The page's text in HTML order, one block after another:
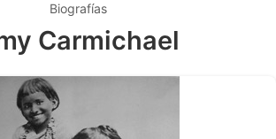
Biografías
Carmichael